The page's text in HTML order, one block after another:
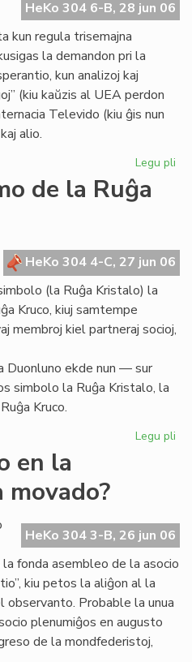
HeKo 304 6-B, 28 jun 06
kun regula trisemajna
la demandon pri la
kun analizoj kaj
(kiu kaŭzis al UEA perdon
Televido (kiu ĝis nun
alio.
Legu pli
de la Ruĝa
HeKo 304 4-C, 27 jun 06
(la Ruĝa Kristalo) la
Kruco, kiuj samtempe
membroj kiel partneraj socioj,
Duonluno ekde nun — sur
simbolo la Ruĝa Kristalo, la
Kruco.
Legu pli
la
en la
HeKo 304 3-B, 26 jun 06
fonda asembleo de la asocio
kiu petos la aliĝon al la
observanto. Probable la unua
plenumiĝos en augusto
de la mondfederistoj,